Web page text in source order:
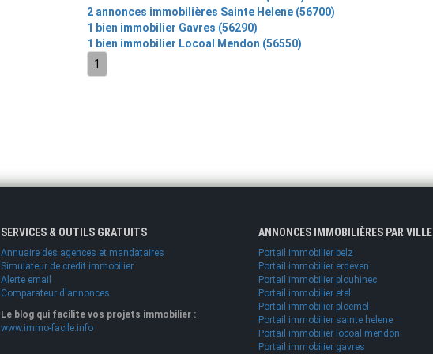
2 annonces immobilières Sainte Helene (56700)
1 bien immobilier Gavres (56290)
1 bien immobilier Locoal Mendon (56550)
1
SERVICES & OUTILS GRATUITS
Annuaire des agences et mandataires
Simulateur de crédit immobilier
Alerte email
Comparateur d'annonces
Le blog qui facilite vos projets immobilier :
www.immo-facile.info
ANNONCES IMMOBILIÈRES PAR VILLE
Portail immobilier belz
Portail immobilier erdeven
Portail immobilier plouhinec
Portail immobilier etel
Portail immobilier ploemel
Portail immobilier sainte helene
Portail immobilier locoal mendon
Portail immobilier gavres